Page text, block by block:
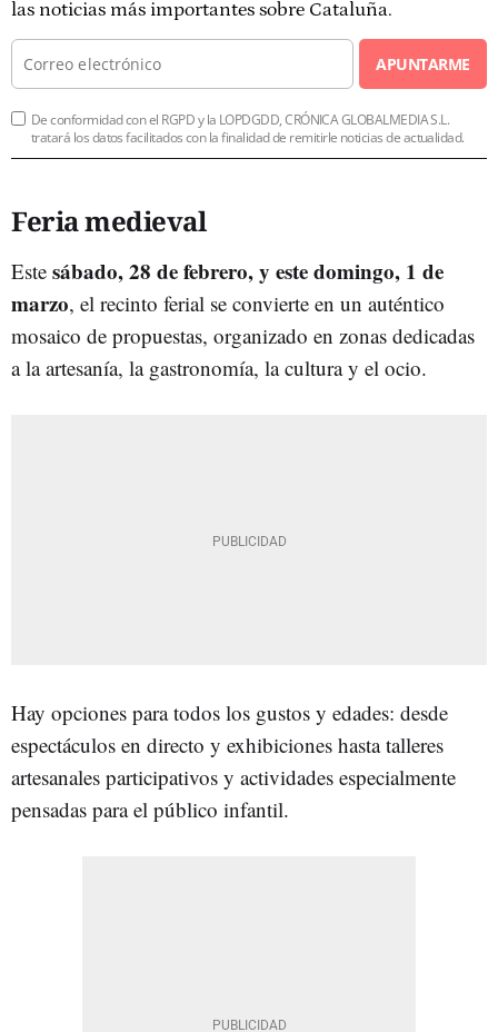
las noticias más importantes sobre Cataluña.
APUNTARME
De conformidad con el RGPD y la LOPDGDD, CRÓNICA GLOBALMEDIA S.L.
tratará los datos facilitados con la finalidad de remitirle noticias de actualidad.
Feria medieval
Este sábado, 28 de febrero, y este domingo, 1 de
marzo, el recinto ferial se convierte en un auténtico
mosaico de propuestas, organizado en zonas dedicadas
a la artesanía, la gastronomía, la cultura y el ocio.
Hay opciones para todos los gustos y edades: desde
espectáculos en directo y exhibiciones hasta talleres
artesanales participativos y actividades especialmente
pensadas para el público infantil.